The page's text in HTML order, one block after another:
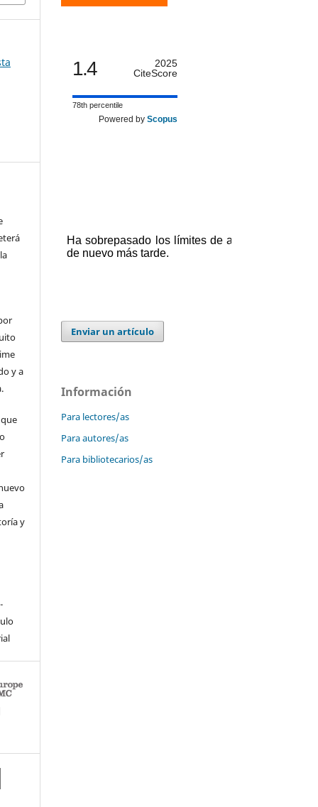
y a
y
1.4
2025
CiteScore
78th percentile
Powered by Scopus
Enviar un artículo
Información
Para lectores/as
Para autores/as
Para bibliotecarios/as